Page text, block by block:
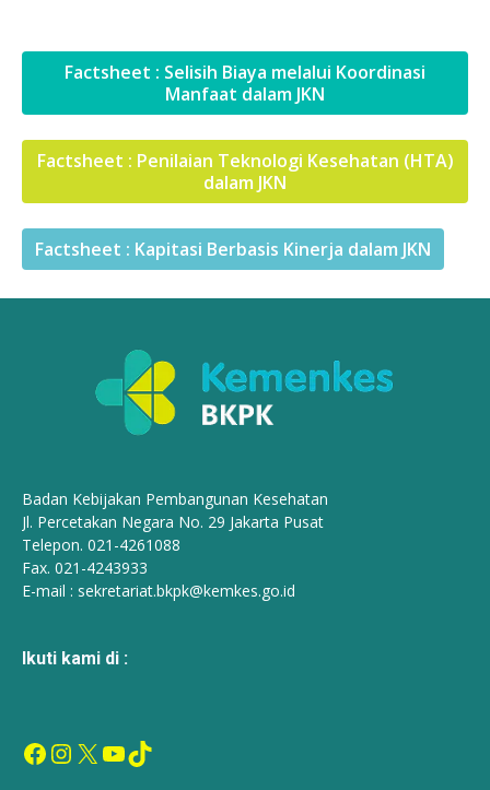
Factsheet : Selisih Biaya melalui Koordinasi
Manfaat dalam JKN
Factsheet : Penilaian Teknologi Kesehatan (HTA)
dalam JKN
Factsheet : Kapitasi Berbasis Kinerja dalam JKN
Badan Kebijakan Pembangunan Kesehatan
Jl. Percetakan Negara No. 29 Jakarta Pusat
Telepon. 021-4261088
Fax. 021-4243933
E-mail : sekretariat.bkpk@kemkes.go.id
Ikuti kami di :
Facebook
Instagram
X YouTube
TikTok